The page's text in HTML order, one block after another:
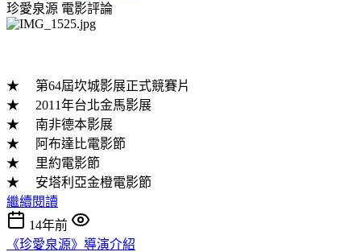
珍愛泉源 電影評論
★ 第64屆坎城影展正式競賽片
★ 2011年台北金馬影展
★ 南非德本影展
★ 阿布達比電影節
★ 里約電影節
★ 安塔利亞金橙電影節
繼續閱讀
14年前
《珍愛泉源》導演介紹